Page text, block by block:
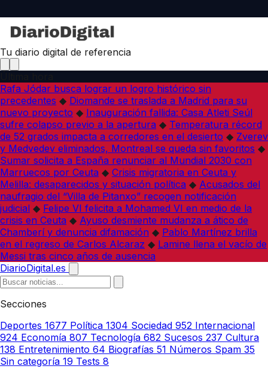
Tu diario digital de referencia
Rafa Jódar busca lograr un logro histórico sin
precedentes ◆ Diomande se traslada a Madrid para su
nuevo proyecto ◆ Inauguración fallida: Casa Atleti Seúl
sufre colapso previo a la apertura ◆ Temperatura récord
de 52 grados impacta a corredores en el desierto ◆ Zverev
y Medvedev eliminados, Montreal se queda sin favoritos ◆
Sumar solicita a España renunciar al Mundial 2030 con
Marruecos por Ceuta ◆ Crisis migratoria en Ceuta y
Melilla: desaparecidos y situación política ◆ Acusados del
naufragio del “Villa de Pitanxo” recogen notificación
judicial ◆ Felipe VI felicita a Mohamed VI en medio de la
crisis en Ceuta ◆ Ayuso desmiente mudanza a ático de
Chamberí y denuncia difamación ◆ Pablo Martínez brilla
en el regreso de Carlos Alcaraz ◆ Lamine llena el vacío de
Messi tras cinco años de ausencia
DiarioDigital.es
Secciones
Deportes 1677 Política 1304 Sociedad 952 Internacional
924 Economía 807 Tecnología 682 Sucesos 237 Cultura
138 Entretenimiento 64 Biografías 51 Números Spam 35
Sin categoría 19 Tests 8